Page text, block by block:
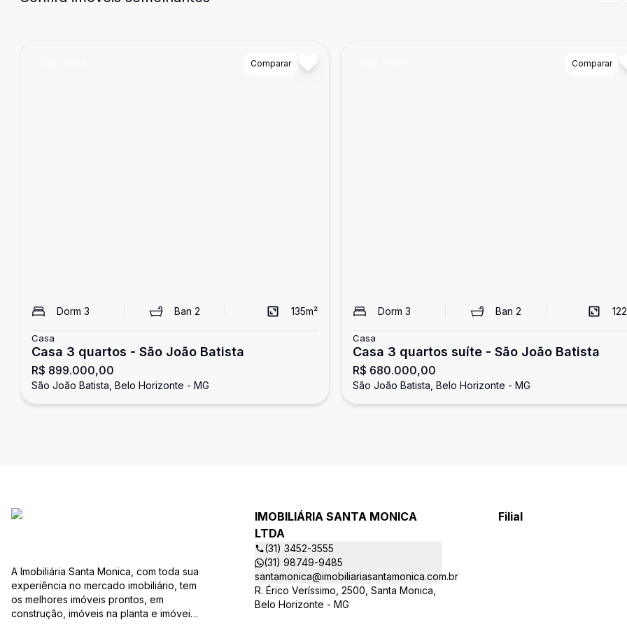
Comparar
Dorm 3 Ban2 135m²
Casa
Casa 3 quartos - São João Batista
R$ 899.000,00
São João Batista, Belo Horizonte - MG
Comparar
Dorm 3 Ban 2 122
Casa
Casa 3 quartos suíte - São João Batista
R$ 680.000,00
São João Batista, Belo Horizonte - MG
A Imobiliária Santa Monica, com toda sua
experiência no mercado imobiliário, tem
os melhores imóveis prontos, em
construção, imóveis na planta e imóveis
IMOBILIÁRIA SANTA MONICA
LTDA
(31) 3452-3555
(31) 98749-9485
santamonica@imobiliariasantamonica.com.br
R. Érico Veríssimo, 2500, Santa Monica,
Belo Horizonte - MG
Filial